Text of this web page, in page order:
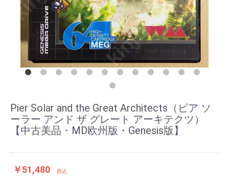
Pier Solar and the Great Architects（ピア ソ
ーラー アンド ザ グレート アーキテクツ）
【中古美品・MD欧州版・Genesis版】
￥51,480 税込